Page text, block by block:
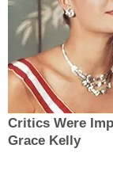
Critics Were
Grace Kelly